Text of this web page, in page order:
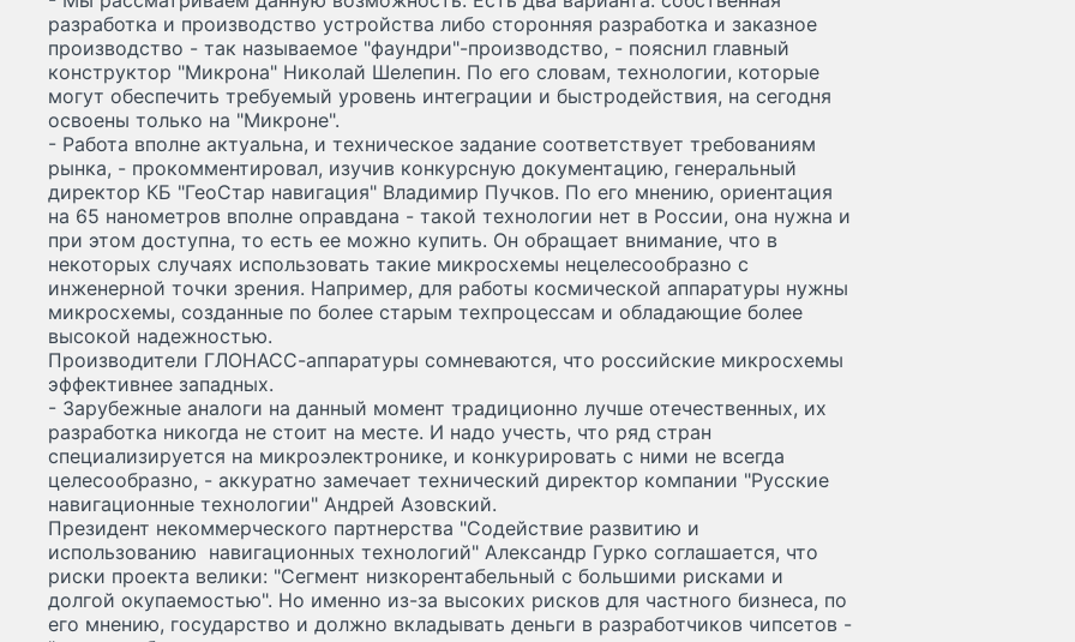
разработка и производство устройства либо сторонняя разработка и заказное
производство - так называемое "фаундри"-производство, - пояснил главный
конструктор "Микрона" Николай Шелепин. По его словам, технологии, которые
могут обеспечить требуемый уровень интеграции и быстродействия, на сегодня
освоены только на "Микроне".
- Работа вполне актуальна, и техническое задание соответствует требованиям
рынка, - прокомментировал, изучив конкурсную документацию, генеральный
директор КБ "ГеоСтар навигация" Владимир Пучков. По его мнению, ориентация
на 65 нанометров вполне оправдана - такой технологии нет в России, она нужна и
при этом доступна, то есть ее можно купить. Он обращает внимание, что в
некоторых случаях использовать такие микросхемы нецелесообразно с
инженерной точки зрения. Например, для работы космической аппаратуры нужны
микросхемы, созданные по более старым техпроцессам и обладающие более
высокой надежностью.
Производители ГЛОНАСС-аппаратуры сомневаются, что российские микросхемы
эффективнее западных.
- Зарубежные аналоги на данный момент традиционно лучше отечественных, их
разработка никогда не стоит на месте. И надо учесть, что ряд стран
специализируется на микроэлектронике, и конкурировать с ними не всегда
целесообразно, - аккуратно замечает технический директор компании "Русские
навигационные технологии" Андрей Азовский.
Президент некоммерческого партнерства "Содействие развитию и
использованию навигационных технологий" Александр Гурко соглашается, что
риски проекта велики: "Сегмент низкорентабельный с большими рисками и
долгой окупаемостью". Но именно из-за высоких рисков для частного бизнеса, по
его мнению, государство и должно вкладывать деньги в разработчиков чипсетов -